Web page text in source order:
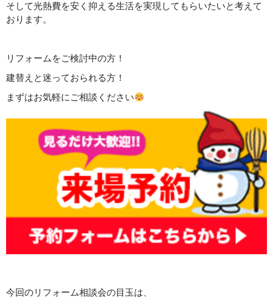
そして光熱費を安く抑える生活を実現してもらいたいと考えて
おります。
リフォームをご検討中の方！
建替えと迷っておられる方！
まずはお気軽にご相談ください
今回のリフォーム相談会の目玉は、